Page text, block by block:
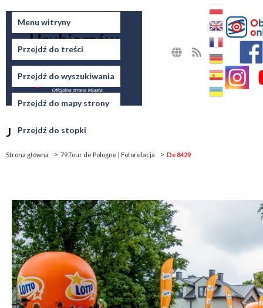
Menu witryny
Przejdź do treści
Przejdź do wyszukiwania
Przejdź do mapy strony
Przejdź do stopki
Miasto
Hrubieszów
Jesteś tutaj
Strona główna 79.Tour de Pologne | Fotorelacja De 8429